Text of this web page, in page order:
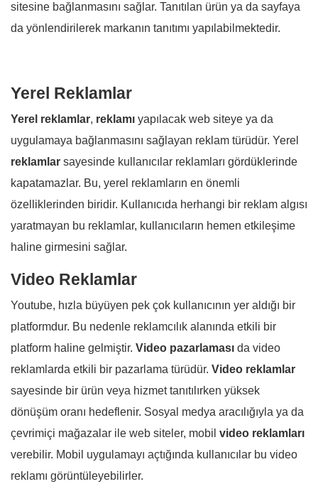
sitesine bağlanmasını sağlar. Tanıtılan ürün ya da sayfaya
da yönlendirilerek markanın tanıtımı yapılabilmektedir.
Yerel Reklamlar
Yerel reklamlar, reklamı yapılacak web siteye ya da
uygulamaya bağlanmasını sağlayan reklam türüdür. Yerel
reklamlar sayesinde kullanıcılar reklamları gördüklerinde
kapatamazlar. Bu, yerel reklamların en önemli
özelliklerinden biridir. Kullanıcıda herhangi bir reklam algısı
yaratmayan bu reklamlar, kullanıcıların hemen etkileşime
haline girmesini sağlar.
Video Reklamlar
Youtube, hızla büyüyen pek çok kullanıcının yer aldığı bir
platformdur. Bu nedenle reklamcılık alanında etkili bir
platform haline gelmiştir. Video pazarlaması da video
reklamlarda etkili bir pazarlama türüdür. Video reklamlar
sayesinde bir ürün veya hizmet tanıtılırken yüksek
dönüşüm oranı hedeflenir. Sosyal medya aracılığıyla ya da
çevrimiçi mağazalar ile web siteler, mobil video reklamları
verebilir. Mobil uygulamayı açtığında kullanıcılar bu video
reklamı görüntüleyebilirler.